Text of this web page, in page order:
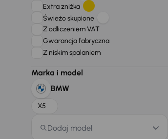
Extra zniżka
Świeżo skupione
Z odliczeniem VAT
Gwarancja fabryczna
Z niskim spalaniem
Marka i model
BMW
X5
Dodaj model